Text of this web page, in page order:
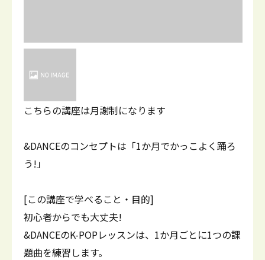
こちらの講座は月謝制になります
&DANCEのコンセプトは「1か月でかっこよく踊ろ
う!」
[この講座で学べること・目的]
初心者からでも大丈夫!
&DANCEのK-POPレッスンは、1か月ごとに1つの課
題曲を練習します。